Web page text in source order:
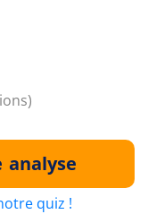
analyse
quiz !